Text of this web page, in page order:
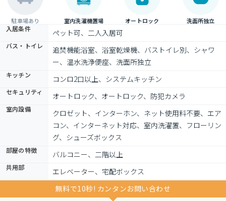
駐車場あり 室内洗濯機置場 オートロック 洗面所独立
入居条件 ペット可、二人入居可
バス・トイレ
追焚機能浴室、浴室乾燥機、バストイレ別、シャワ
ー、温水洗浄便座、洗面所独立
キッチン コンロ2口以上、システムキッチン
セキュリティ オートロック、オートロック、防犯カメラ
室内設備
クロゼット、インターホン、ネット使用料不要、エア
コン、インターネット対応、室内洗濯置、フローリン
グ、シューズボックス
部屋の特徴 バルコニー、二階以上
共用部
エレベーター、宅配ボックス
無料で10秒! カンタンお問い合わせ